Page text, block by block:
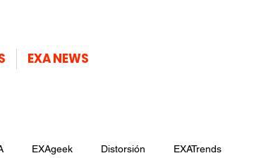
EXA NEWS
EXAgeek Distorsión EXATrends